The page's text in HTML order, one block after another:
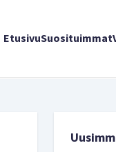
EtusivuSuosituimmat